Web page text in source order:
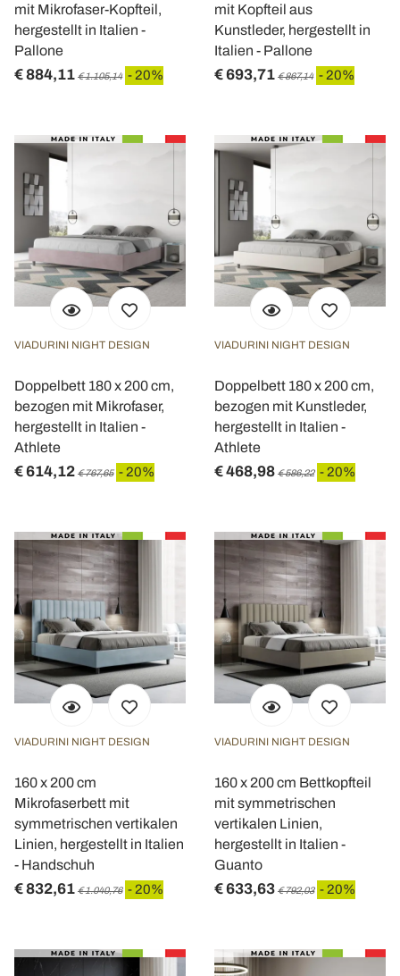
mit Mikrofaser-Kopfteil,
hergestellt in Italien -
Pallone
€ 884,11 € 1.105,14 - 20%
mit Kopfteil aus
Kunstleder, hergestellt in
Italien - Pallone
€ 693,71 € 867,14 - 20%
VIADURINI NIGHT DESIGN
Doppelbett 180 x 200 cm,
bezogen mit Mikrofaser,
hergestellt in Italien -
Athlete
€ 614,12 € 767,65 - 20%
VIADURINI NIGHT DESIGN
Doppelbett 180 x 200 cm,
bezogen mit Kunstleder,
hergestellt in Italien -
Athlete
€ 468,98 € 586,22 - 20%
VIADURINI NIGHT DESIGN
160 x 200 cm
Mikrofaserbett mit
symmetrischen vertikalen
Linien, hergestellt in Italien
- Handschuh
€ 832,61 € 1.040,76 - 20%
VIADURINI NIGHT DESIGN
160 x 200 cm Bettkopfteil
mit symmetrischen
vertikalen Linien,
hergestellt in Italien -
Guanto
€ 633,63 € 792,03 - 20%